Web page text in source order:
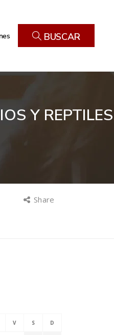
BUSCAR
Y REPTILES
Share
V S D